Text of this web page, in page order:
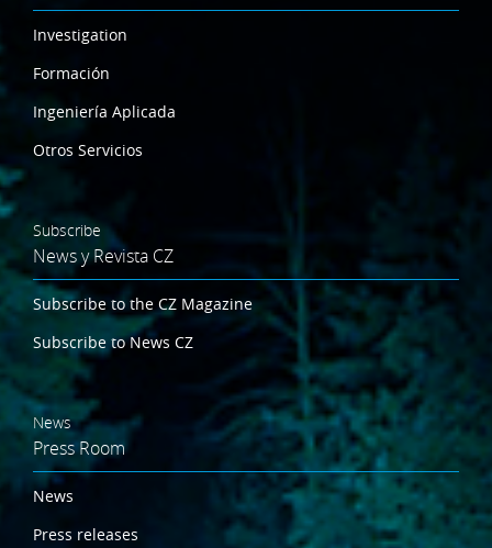
Investigation
Formación
Ingeniería Aplicada
Otros Servicios
Subscribe
News y Revista CZ
Subscribe to the CZ Magazine
Subscribe to News CZ
News
Press Room
News
Press releases